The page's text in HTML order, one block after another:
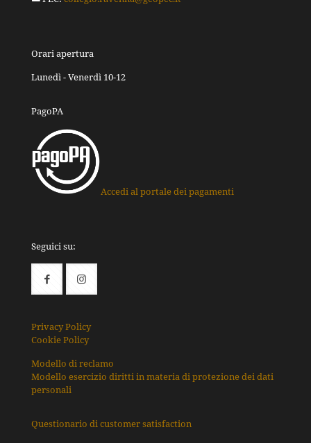
Orari apertura
Lunedì - Venerdì 10-12
PagoPA
Accedi al portale dei pagamenti
Seguici su:
Privacy Policy
Cookie Policy
Modello di reclamo
Modello esercizio diritti in materia di protezione dei dati
personali
Questionario di customer satisfaction